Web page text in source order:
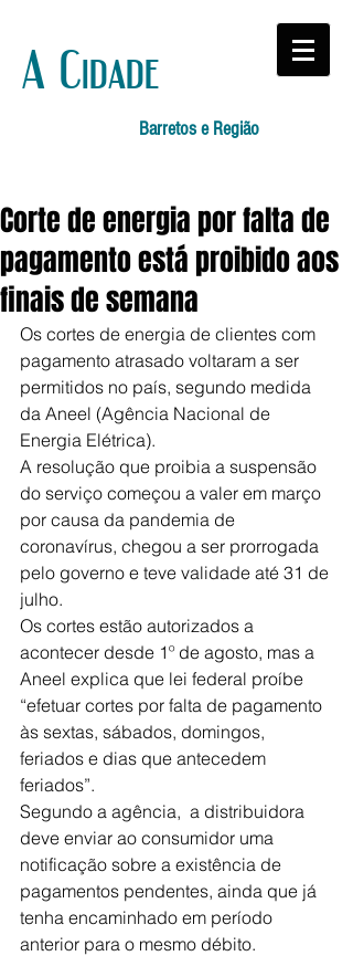
A Cidade
Barretos e Região
Corte de energia por falta de
pagamento está proibido aos
finais de semana
Os cortes de energia de clientes com
pagamento atrasado voltaram a ser
permitidos no país, segundo medida
da Aneel (Agência Nacional de
Energia Elétrica).
A resolução que proibia a suspensão
do serviço começou a valer em março
por causa da pandemia de
coronavírus, chegou a ser prorrogada
pelo governo e teve validade até 31 de
julho.
Os cortes estão autorizados a
acontecer desde 1º de agosto, mas a
Aneel explica que lei federal proíbe
“efetuar cortes por falta de pagamento
às sextas, sábados, domingos,
feriados e dias que antecedem
feriados”.
Segundo a agência,  a distribuidora
deve enviar ao consumidor uma
notificação sobre a existência de
pagamentos pendentes, ainda que já
tenha encaminhado em período
anterior para o mesmo débito.